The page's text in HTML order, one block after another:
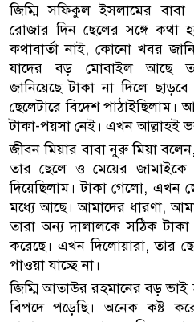
জিম্মি সফিকুল ইসলামের
রোজার দিন ছেলের সঙ্গে
কথাবার্তা নাই, কোনো খবর
যাদের বড় মোবাইল আছে
জানিয়েছে টাকা না দিলে
ছেলেটারে বিদেশ
টাকা-পয়সা নেই। এখন আল্লাহই
জীবন মিয়ার বাবা নুরু মিয়া
তার ছেলে ও মেয়ের
দিয়েছিলাম। টাকা গেলো, এখন
মধ্যে আছে। আমাদের ধারণা,
তারা অন্য দালালকে সঠিক
করেছে। এখন দিলোয়ারা, তার
পাওয়া যাচ্ছে না।
জিম্মি আতাউর রহমানের বড়
বিপদে পড়েছি। অনেক কষ্ট